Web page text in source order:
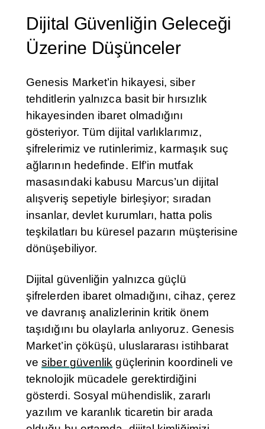
Dijital Güvenliğin Geleceği
Üzerine Düşünceler
Genesis Market’in hikayesi, siber
tehditlerin yalnızca basit bir hırsızlık
hikayesinden ibaret olmadığını
gösteriyor. Tüm dijital varlıklarımız,
şifrelerimiz ve rutinlerimiz, karmaşık suç
ağlarının hedefinde. Elf’in mutfak
masasındaki kabusu Marcus’un dijital
alışveriş sepetiyle birleşiyor; sıradan
insanlar, devlet kurumları, hatta polis
teşkilatları bu küresel pazarın müşterisine
dönüşebiliyor.
Dijital güvenliğin yalnızca güçlü
şifrelerden ibaret olmadığını, cihaz, çerez
ve davranış analizlerinin kritik önem
taşıdığını bu olaylarla anlıyoruz. Genesis
Market’in çöküşü, uluslararası istihbarat
vesiber güvenlik güçlerinin koordineli ve
teknolojik mücadele gerektirdiğini
gösterdi. Sosyal mühendislik, zararlı
yazılım ve karanlık ticaretin bir arada